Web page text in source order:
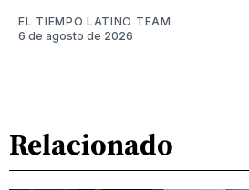
EL TIEMPO LATINO TEAM
6 de agosto de 2026
Relacionado